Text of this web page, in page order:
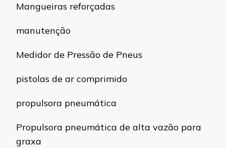
Mangueiras reforçadas
manutenção
Medidor de Pressão de Pneus
pistolas de ar comprimido
propulsora pneumática
Propulsora pneumática de alta vazão para
graxa